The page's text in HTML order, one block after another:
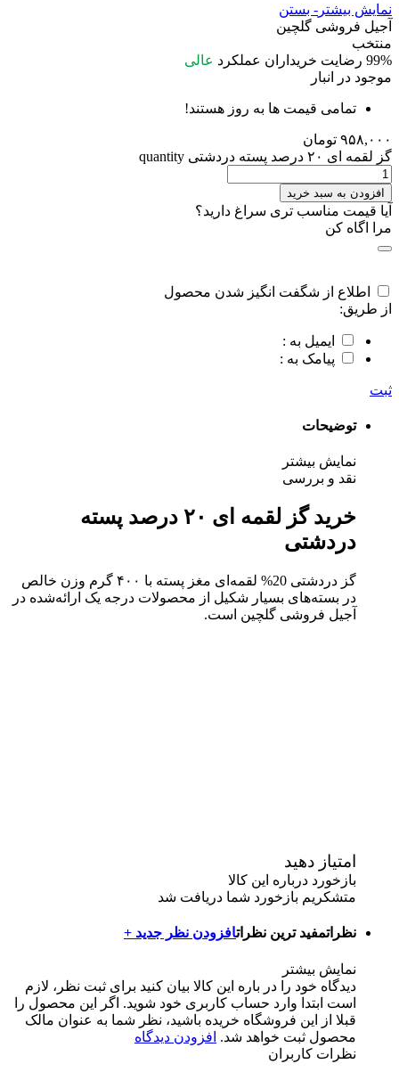
نمایش بیشتر - بستن
آجیل فروشی گلچین
منتخب
99% رضایت خریداران عملکرد عالی
موجود در انبار
تمامی قیمت ها به روز هستند!
۹۵۸,۰۰۰ تومان
گز لقمه ای ۲۰ درصد پسته دردشتی quantity
افزودن به سبد خرید
آیا قیمت مناسب تری سراغ دارید؟
مرا اگاه کن
اطلاع از شگفت انگیز شدن محصول
از طریق:
ایمیل به :
پیامک به :
ثبت
توضیحات
نمایش بیشتر
نقد و بررسی
خرید گز لقمه ای ۲۰ درصد پسته
دردشتی
گز دردشتی 20% لقمه‌ای مغز پسته با ۴۰۰ گرم وزن خالص
در بسته‌های بسیار شکیل از محصولات درجه‌ یک ارائه‌شده در
آجیل فروشی گلچین است.
امتیاز دهید
بازخورد درباره این کالا
متشکریم بازخورد شما دریافت شد
نظراتمفید ترین نظراتافزودن نظر جدید +
نمایش بیشتر
دیدگاه خود را در باره این کالا بیان کنید برای ثبت نظر، لازم
است ابتدا وارد حساب کاربری خود شوید. اگر این محصول را
قبلا از این فروشگاه خریده باشید، نظر شما به عنوان مالک
محصول ثبت خواهد شد. افزودن دیدگاه
نظرات کاربران